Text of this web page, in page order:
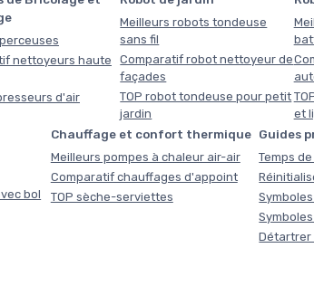
nettoyeurs haute
d'air
Meilleurs robots tondeuse
sans fil
Comparatif robot nettoyeur de
façades
TOP robot tondeuse pour petit
jardin
et
bol
Chauffage et confort thermique
Meilleurs pompes à chaleur air-air
Comparatif chauffages d'appoint
TOP sèche-serviettes
Guides
Temps
Détartrer